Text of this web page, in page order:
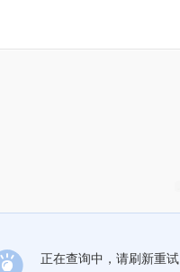
正在查询中，请刷新重试